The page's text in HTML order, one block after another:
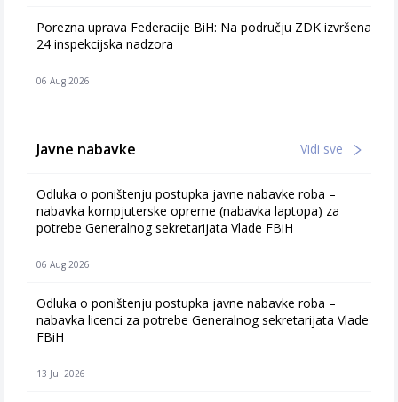
Porezna uprava Federacije BiH: Na području ZDK izvršena
24 inspekcijska nadzora
06 Aug 2026
Javne nabavke Vidi sve
Odluka o poništenju postupka javne nabavke roba –
nabavka kompjuterske opreme (nabavka laptopa) za
potrebe Generalnog sekretarijata Vlade FBiH
06 Aug 2026
Odluka o poništenju postupka javne nabavke roba –
nabavka licenci za potrebe Generalnog sekretarijata Vlade
FBiH
13 Jul 2026